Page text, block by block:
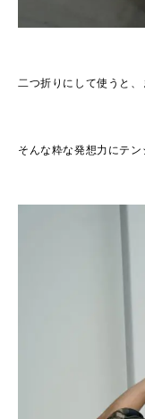
二つ折りにして使うと、
そんな粋な発想力にテン